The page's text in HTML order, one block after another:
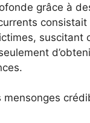
grâce à
suscitant
mensonges